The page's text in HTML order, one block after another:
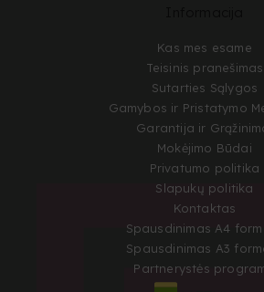
Kas mes esame
Teisinis pranešimas
Sutarties Sąlygos
Gamybos ir Pristatymo
Garantija ir
Mokėjimo Būdai
Privatumo politika
Slapukų politika
Kontaktas
Spausdinimas A4
Spausdinimas A3
Partnerystės